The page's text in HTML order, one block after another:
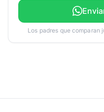
Los padres que comparan